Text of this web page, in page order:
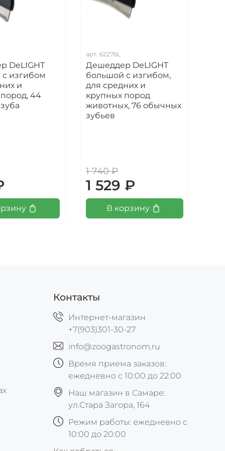
DeLIGHT
изгибом
и
44
арт. 62276L
Дешеддер DeLIGHT
большой с изгибом,
для средних и
крупных пород
животных, 76 обычных
зубьев
1 740 ₽
1 529 ₽
В корзину
Контакты
Интернет-магазин
+7(903)301-30-27
info@zoogastronom.ru
Время приема заказов:
ежедневно с 10:00 до 22:00
Наш магазин в Самаре:
ул.Стара Загора, 164
Режим работы: ежедневно с
10:00 до 20:00